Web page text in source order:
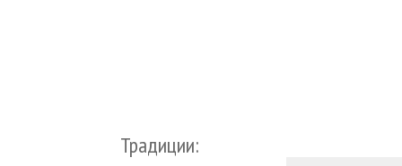
Традиции: